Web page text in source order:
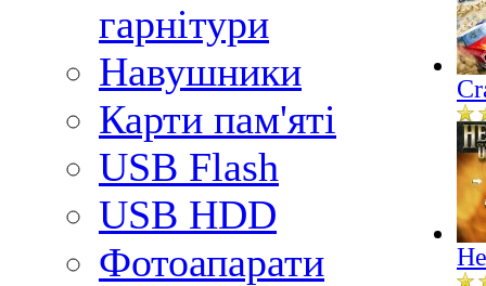
гарнітури
Навушники
Карти пам'яті
USB Flash
USB HDD
Фотоапарати